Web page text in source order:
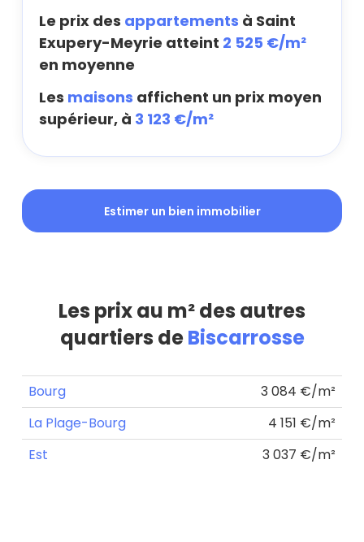
Le prix des appartements à Saint
Exupery-Meyrie atteint 2 525 €/m²
en moyenne
Les maisons affichent un prix moyen
supérieur, à 3 123 €/m²
Estimer un bien immobilier
Les prix au m² des autres
quartiers deBiscarrosse
Bourg
3 084 €/m²
La Plage-Bourg
4 151 €/m²
Est
3 037 €/m²